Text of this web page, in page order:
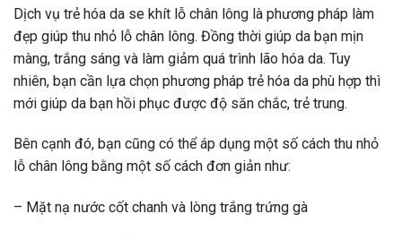
Dịch vụ trẻ hóa da se khít lỗ chân lông là phương pháp làm
đẹp giúp thu nhỏ lỗ chân lông. Đồng thời giúp da bạn mịn
màng, trắng sáng và làm giảm quá trình lão hóa da. Tuy
nhiên, bạn cần lựa chọn phương pháp trẻ hóa da phù hợp thì
mới giúp da bạn hồi phục được độ săn chắc, trẻ trung.
Bên cạnh đó, bạn cũng có thể áp dụng một số cách thu nhỏ
lỗ chân lông bằng một số cách đơn giản như:
– Mặt nạ nước cốt chanh và lòng trắng trứng gà